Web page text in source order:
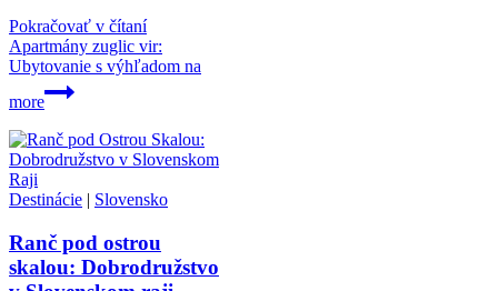
Pokračovať v čítaní
Apartmány zuglic vir:
Ubytovanie s výhľadom na
more
Destinácie | Slovensko
Ranč pod ostrou
skalou: Dobrodružstvo